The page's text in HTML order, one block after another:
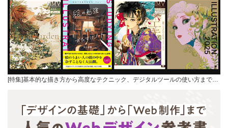
[特集]基本的な描き方から高度なテクニック、デジタルツールの使い方まで…